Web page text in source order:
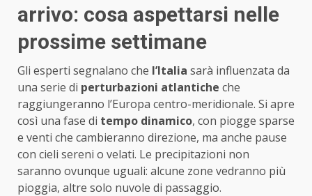
arrivo: cosa aspettarsi nelle
prossime settimane
Gli esperti segnalano che l’Italia sarà influenzata da
una serie di perturbazioni atlantiche che
raggiungeranno l’Europa centro-meridionale. Si apre
così una fase di tempo dinamico, con piogge sparse
e venti che cambieranno direzione, ma anche pause
con cieli sereni o velati. Le precipitazioni non
saranno ovunque uguali: alcune zone vedranno più
pioggia, altre solo nuvole di passaggio.